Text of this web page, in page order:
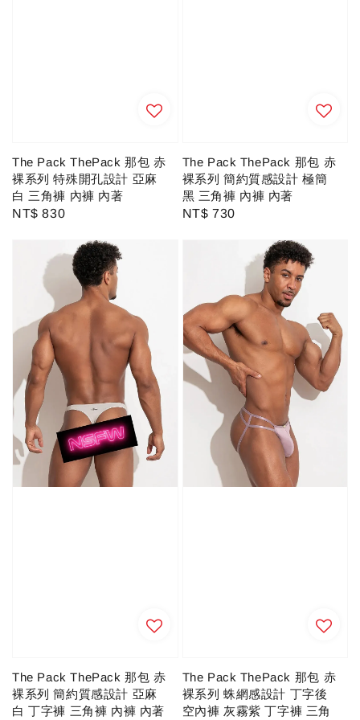
The Pack ThePack 那包 赤
裸系列 特殊開孔設計 亞麻
白 三角褲 內褲 內著
Regular
NT$ 830
The Pack ThePack 那包 赤
裸系列 簡約質感設計 極簡
黑 三角褲 內褲 內著
Regular
NT$ 730
The Pack ThePack 那包 赤
裸系列 簡約質感設計 亞麻
白 丁字褲 三角褲 內褲 內著
The Pack ThePack 那包 赤
裸系列 蛛網感設計 丁字後
空內褲 灰霧紫 丁字褲 三角